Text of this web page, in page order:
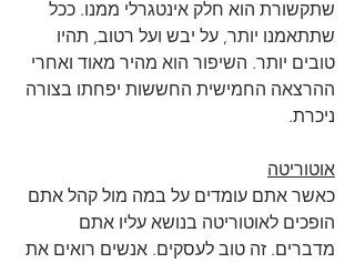
שתקשורת הוא חלק אינטגרלי ממנו. ככל
שתתאמנו יותר, על יבש ועל רטוב, תהיו
טובים יותר. השיפור הוא מהיר מאוד ואחרי
ההרצאה החמישית החששות יפחתו בצורה
ניכרת.
אוטוריטה
כאשר אתם עומדים על במה מול קהל אתם
הופכים לאוטוריטה בנושא עליו אתם
מדברים. זה טוב לעסקים. אנשים רואים את